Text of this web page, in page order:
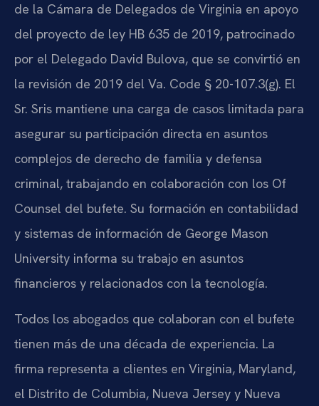
de la Cámara de Delegados de Virginia en apoyo
del proyecto de ley HB 635 de 2019, patrocinado
por el Delegado David Bulova, que se convirtió en
la revisión de 2019 del Va. Code § 20-107.3(g). El
Sr. Sris mantiene una carga de casos limitada para
asegurar su participación directa en asuntos
complejos de derecho de familia y defensa
criminal, trabajando en colaboración con los Of
Counsel del bufete. Su formación en contabilidad
y sistemas de información de George Mason
University informa su trabajo en asuntos
financieros y relacionados con la tecnología.
Todos los abogados que colaboran con el bufete
tienen más de una década de experiencia. La
firma representa a clientes en Virginia, Maryland,
el Distrito de Columbia, Nueva Jersey y Nueva